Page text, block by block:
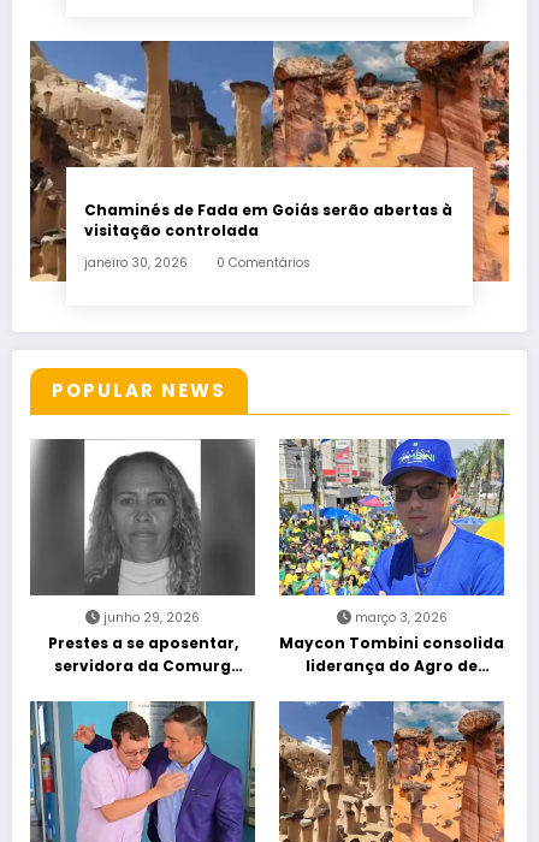
Chaminés de Fada em Goiás serão abertas à
visitação controlada
janeiro 30, 2026 0 Comentários
POPULAR NEWS
junho 29, 2026
Prestes a se aposentar,
servidora da Comurg
entra em protocolo de
morte encefálica
março 3, 2026
Maycon Tombini consolida
liderança do Agro de
“Acorda Brasil” em Goiânia